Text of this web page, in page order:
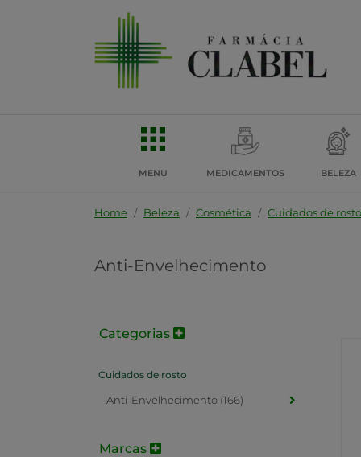
MENU MEDICAMENTOS BELEZA
Home Beleza Cosmética Cuidados de rosto
Anti-Envelhecimento
Categorias
Cuidados de rosto
Anti-Envelhecimento (166)
Marcas